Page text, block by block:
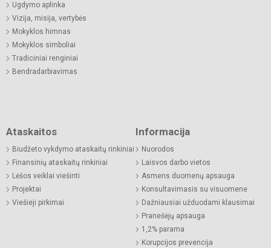
Ugdymo aplinka
Vizija, misija, vertybės
Mokyklos himnas
Mokyklos simboliai
Tradiciniai renginiai
Bendradarbiavimas
Ataskaitos
Biudžeto vykdymo ataskaitų rinkiniai
Finansinių ataskaitų rinkiniai
Lėšos veiklai viešinti
Projektai
Viešieji pirkimai
Informacija
Nuorodos
Laisvos darbo vietos
Asmens duomenų apsauga
Konsultavimasis su visuomene
Dažniausiai užduodami klausimai
Pranešėjų apsauga
1,2% parama
Korupcijos prevencija